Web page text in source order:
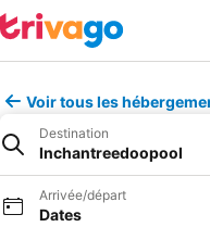
Voir tous les
Destination
Inchantreedoopool
Arrivée/départ
Dates